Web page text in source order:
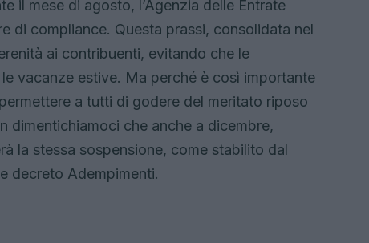
il mese di agosto, l’Agenzia delle Entrate
di compliance. Questa prassi, consolidata nel
ai contribuenti, evitando che le
vacanze estive. Ma perché è così importante
a tutti di godere del meritato riposo
dimentichiamoci che anche a dicembre,
la stessa sospensione, come stabilito dal
decreto Adempimenti.